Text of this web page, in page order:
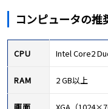
コンピュータの推
CPU Intel Core2
RAM 2 GB以上